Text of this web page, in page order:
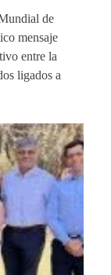
de
mensaje
entre la
ligados a